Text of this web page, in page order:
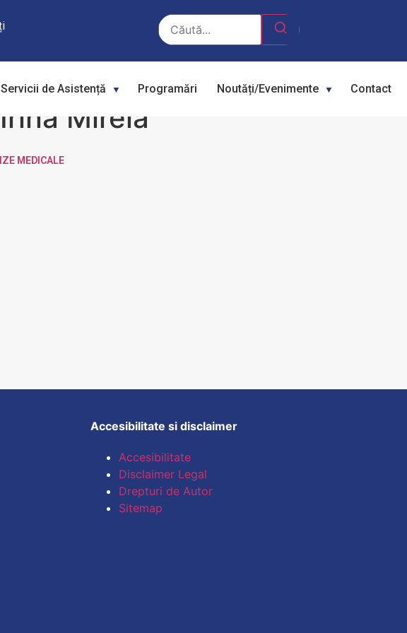
de Asistență Programări Noutăți/Evenimente Contact
Mirela
MEDICALE
Accesibilitate si disclaimer
Accesibilitate
Disclaimer Legal
Drepturi de Autor
Sitemap